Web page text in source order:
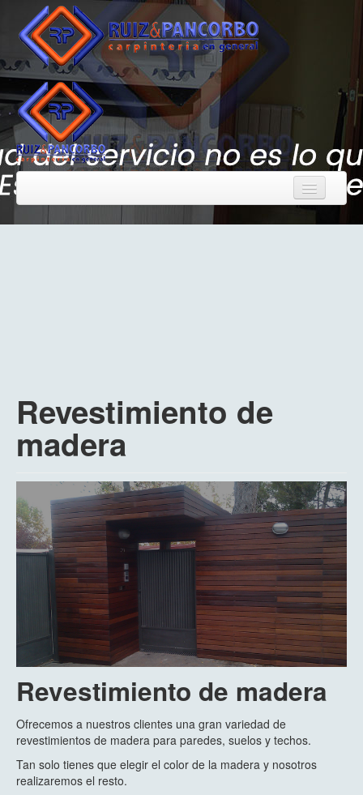
Revestimiento de
madera
Revestimiento de madera
Ofrecemos a nuestros clientes una gran variedad de
revestimientos de madera para paredes, suelos y techos.
Tan solo tienes que elegir el color de la madera y nosotros
realizaremos el resto.